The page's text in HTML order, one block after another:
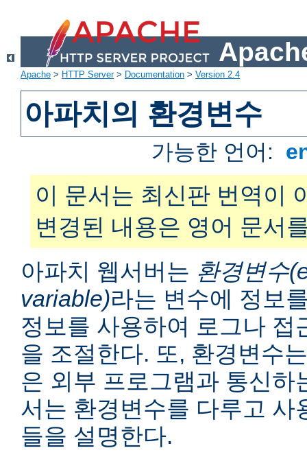
Apache > HTTP Server> Documentation > Version 2.4
아파치의 환경변수
가능한 언어:
이 문서는 최신판 번역이
변경된 내용은 영어 문서
아파치 웹서버는 환경변수
variable)라는 변수에 정보
정보를 사용하여 로그나 접
을 조절한다. 또, 환경변수
은 외부 프로그램과 통신하
서는 환경변수를 다루고 사
들을 설명한다.